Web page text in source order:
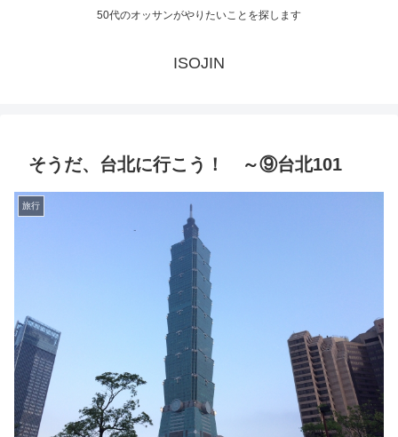
50代のオッサンがやりたいことを探します
ISOJIN
そうだ、台北に行こう！ ～⑨台北101
旅行